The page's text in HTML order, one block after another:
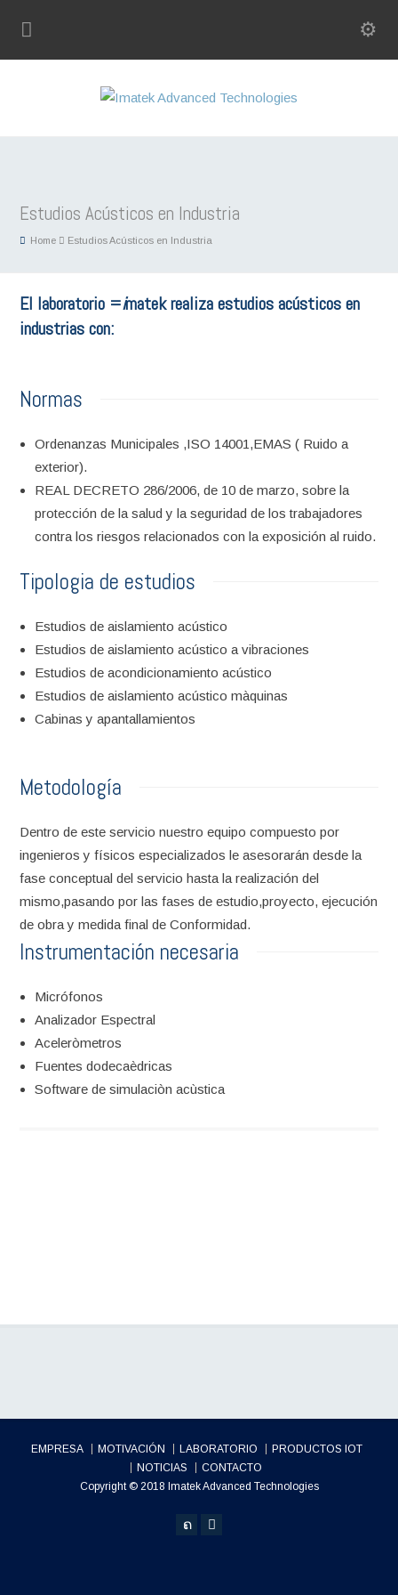
Estudios Acústicos en Industria
Home Estudios Acústicos en Industria
El laboratorio =imatek realiza estudios acústicos en
industrias con:
Normas
Ordenanzas Municipales ,ISO 14001,EMAS ( Ruido a
exterior).
REAL DECRETO 286/2006, de 10 de marzo, sobre la
protección de la salud y la seguridad de los trabajadores
contra los riesgos relacionados con la exposición al ruido.
Tipologia de estudios
Estudios de aislamiento acústico
Estudios de aislamiento acústico a vibraciones
Estudios de acondicionamiento acústico
Estudios de aislamiento acústico màquinas
Cabinas y apantallamientos
Metodología
Dentro de este servicio nuestro equipo compuesto por
ingenieros y físicos especializados le asesorarán desde la
fase conceptual del servicio hasta la realización del
mismo,pasando por las fases de estudio,proyecto, ejecución
de obra y medida final de Conformidad.
Instrumentación necesaria
Micrófonos
Analizador Espectral
Aceleròmetros
Fuentes dodecaèdricas
Software de simulaciòn acùstica
EMPRESA MOTIVACIÓN LABORATORIO
PRODUCTOS IOT
NOTICIAS
CONTACTO
Copyright © 2018 Imatek Advanced Technologies